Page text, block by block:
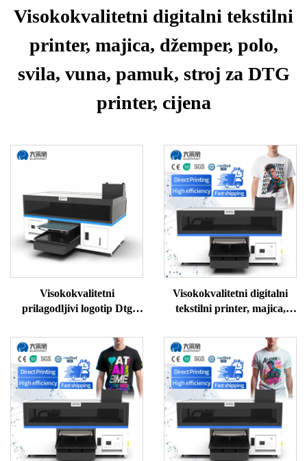
Visokokvalitetni digitalni tekstilni
printer, majica, džemper, polo,
svila, vuna, pamuk, stroj za DTG
printer, cijena
Visokokvalitetni
prilagodljivi logotip Dtg
tisak A3 Dtg pisač za odjeću
Visokokvalitetni digitalni
tekstilni printer, majica,
pamuk, stroj za DTG
printer, cijena